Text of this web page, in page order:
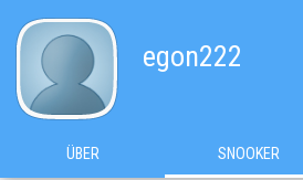
egon222
ÜBER SNOOKER